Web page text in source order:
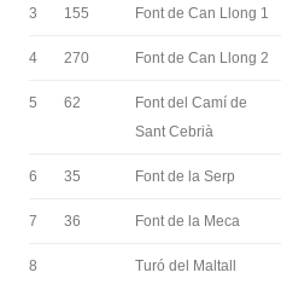
3 155 Font de Can Llong 1
4 270 Font de Can Llong 2
5 62
Font del Camí de
Sant Cebrià
6 35 Font de la Serp
7 36 Font de la Meca
8 Turó del Maltall